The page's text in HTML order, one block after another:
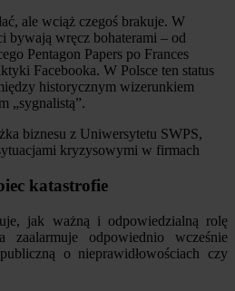
ale wciąż czegoś brakuje. W
bywają wręcz bohaterami – od
Pentagon Papers po Frances
Facebooka. W Polsce ten status
historycznym wizerunkiem
„sygnalistą”.
biznesu z Uniwersytetu SWPS,
kryzysowymi w firmach
katastrofie
jak ważną i odpowiedzialną rolę
zaalarmuje odpowiednio wcześnie
o nieprawidłowościach czy